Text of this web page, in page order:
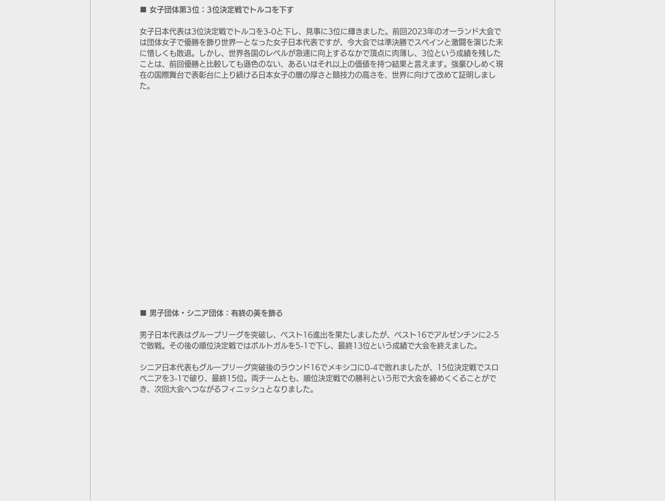
■ 女子団体第3位：3位決定戦でトルコを下す
女子日本代表は3位決定戦でトルコを3-0と下し、見事に3位に輝きました。前回2023年のオーランド大会で
は団体女子で優勝を飾り世界一となった女子日本代表ですが、今大会では準決勝でスペインと激闘を演じた末
に惜しくも敗退。しかし、世界各国のレベルが急速に向上するなかで頂点に肉薄し、3位という成績を残した
ことは、前回優勝と比較しても遜色のない、あるいはそれ以上の価値を持つ結果と言えます。強豪ひしめく現
在の国際舞台で表彰台に上り続ける日本女子の層の厚さと競技力の高さを、世界に向けて改めて証明しまし
た。
■ 男子団体・シニア団体：有終の美を飾る
男子日本代表はグループリーグを突破し、ベスト16進出を果たしましたが、ベスト16でアルゼンチンに2-5
で敗戦。その後の順位決定戦ではポルトガルを5-1で下し、最終13位という成績で大会を終えました。
シニア日本代表もグループリーグ突破後のラウンド16でメキシコに0-4で敗れましたが、15位決定戦でスロ
ベニアを3-1で破り、最終15位。両チームとも、順位決定戦での勝利という形で大会を締めくくることがで
き、次回大会へつながるフィニッシュとなりました。